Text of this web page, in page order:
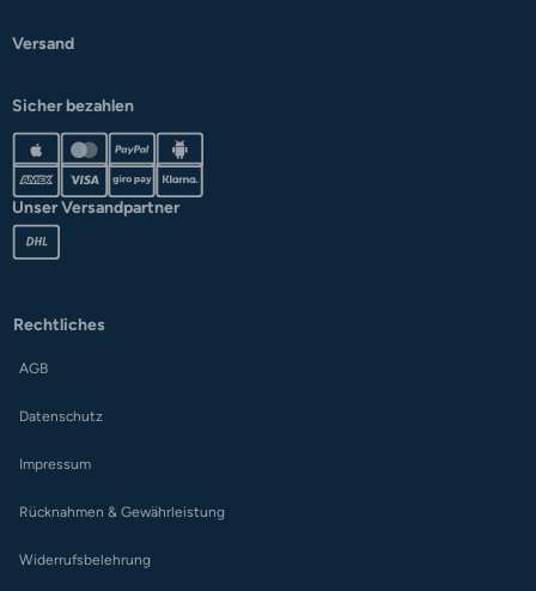
Versand
Sicher bezahlen
Unser Versandpartner
Rechtliches
AGB
Datenschutz
Impressum
Rücknahmen & Gewährleistung
Widerrufsbelehrung